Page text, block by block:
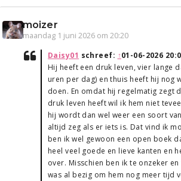
moizer
maandag 1 juni 2026 om 20:20
Daisy01 schreef: ↑01-06-2026
Hij heeft een druk leven, vier lange
uren per dag) en thuis heeft hij nog
doen. En omdat hij regelmatig zegt
druk leven heeft wil ik hem niet
hij wordt dan wel weer een soort
altijd zeg als er iets is. Dat vind ik
ben ik wel gewoon een open boek
heel veel goede en lieve kanten en
over. Misschien ben ik te onzeker
was al bezig om hem nog meer tijd